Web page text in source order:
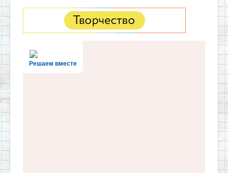
Решаем вместе